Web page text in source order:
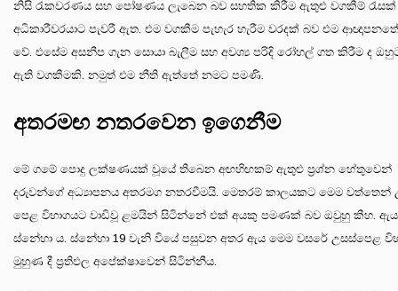
නිසි රැකවරණය සහ පෝෂණය ලැබෙන බව සහතික කිරීම ඇතුළු වගකීම්
අධිකාරීවරයාට පැවරී ඇත. එම වගකීම පැහැර හැරීම වරදක් බව එම
වේ. එසේම අසනීප ගැන සොයා බැලීම සහ අවශ්‍ය පරිදි රෝහල් ගත කිරීම ද
ඇති වගකීමකි. නමුත් එම නීති ඇත්තේ නමට පමණි.
අතරමඟ නතරවෙන ඉගෙනීම
මේ ගමේ පොදු ලක්ෂණයක් වූයේ තිබෙන අඟහිඟකම් ඇතුළු ප්‍රශ්න හේතුවෙන්
දරුවන්ගේ අධ්‍යාපනය අතරමග නතරවීමයි. මෙතරම් කාලයකට මෙම වත්තෙන්
පෙළ විභාගයට වාඩිවූ ළමයින් සිටින්නේ එක් අයකු පමණක් බව ඔවුහු කීහ.
ස්නේහා ය. ස්නේහා 19 වැනි වියේ පසුවන අතර ඇය මෙම වසරේ උසස්පෙළ
මුහුණ දී ප්‍රතිඵල අපේක්ෂාවෙන් සිටින්නීය.